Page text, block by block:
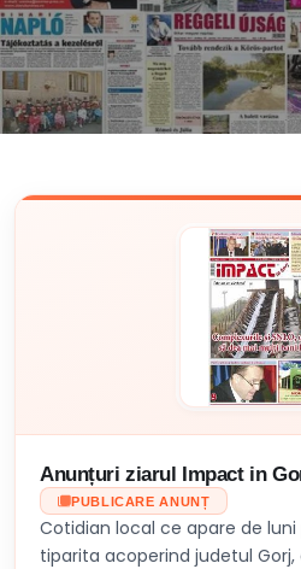
Anunțuri ziarul Impact in
PUBLICARE ANUNȚ
Cotidian local ce apare de
tiparita acoperind judetul